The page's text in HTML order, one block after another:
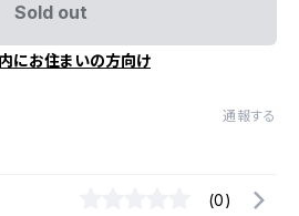
Sold out
にお住まいの方向け
通報する
(0)